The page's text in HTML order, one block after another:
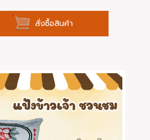
สั่งซื้อสินค้า